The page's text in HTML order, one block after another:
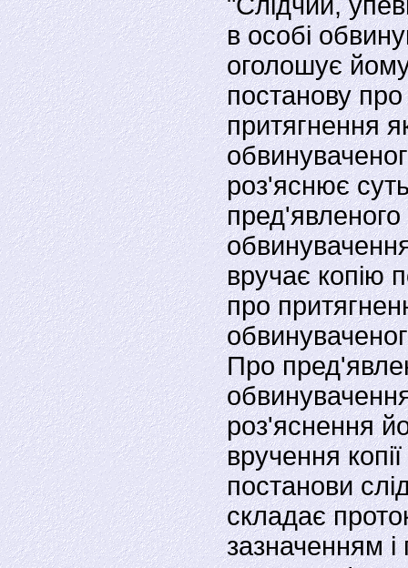
в особi
оголошує
постанову про
притягнення
роз'яснює
пред'явленого
вручає копiю
про
Про
роз'яснення
вручення копiї
постанови
складає
зазначенням i